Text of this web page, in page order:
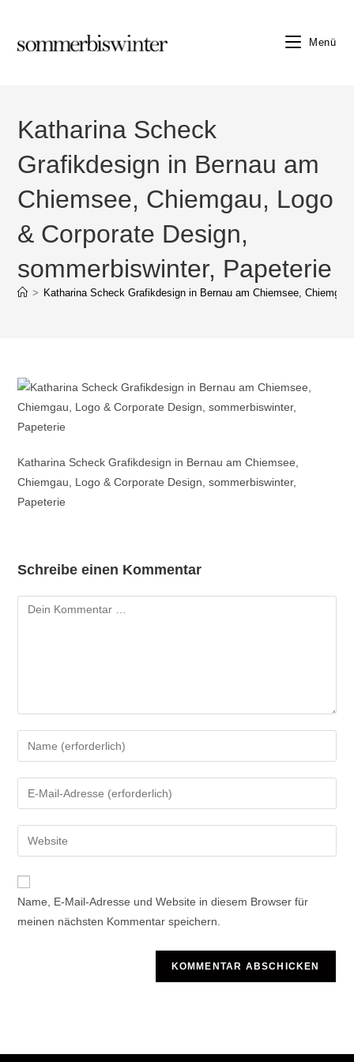
springen
Menü
Katharina Scheck
Grafikdesign in Bernau am
Chiemsee, Chiemgau, Logo
& Corporate Design,
sommerbiswinter, Papeterie
> Katharina Scheck Grafikdesign in Bernau am Chiemsee,
Katharina Scheck Grafikdesign in Bernau am Chiemsee,
Chiemgau, Logo & Corporate Design, sommerbiswinter,
Papeterie
Schreibe einen Kommentar
Kommentar
deinen
Namen
oder
zum
Kommentieren
ein
deine
E-
Mail-
zum
Kommentieren
ein
deine
Website-
Name, E-Mail-Adresse und Website in diesem Browser für
meinen nächsten Kommentar speichern.